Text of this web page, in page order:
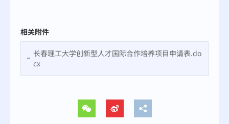
相关附件
长春理工大学创新型人才国际合作培养项目申请表.do
cx